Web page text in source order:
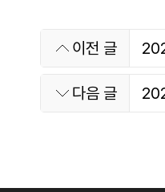
이전 글
다음 글